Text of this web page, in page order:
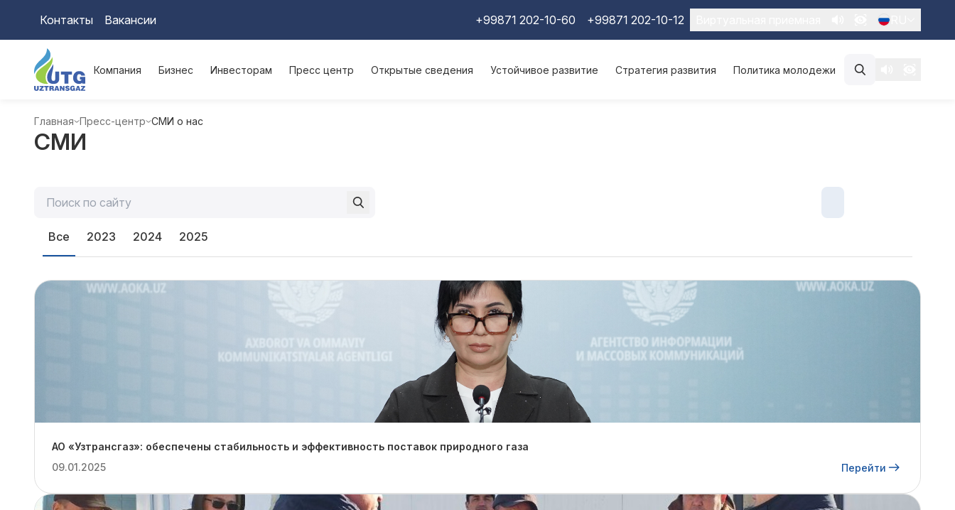
Контакты Вакансии +99871 202-10-60 +99871 202-10-12
Компания Бизнес Инвесторам Пресс центр Открытые сведения Устойчивое развитие Стратегия развития Политика молодежи
Главная Пресс-центр СМИ о нас
СМИ
Все 2023 2024 2025
АО «Узтрансгаз»: обеспечены стабильность и эффективность поставок природного газа
09.01.2025
Перейти